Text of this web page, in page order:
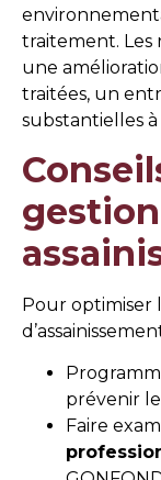
traitement.
une
traitées, un
substantielles
Pour optimiser
prévenir
Faire